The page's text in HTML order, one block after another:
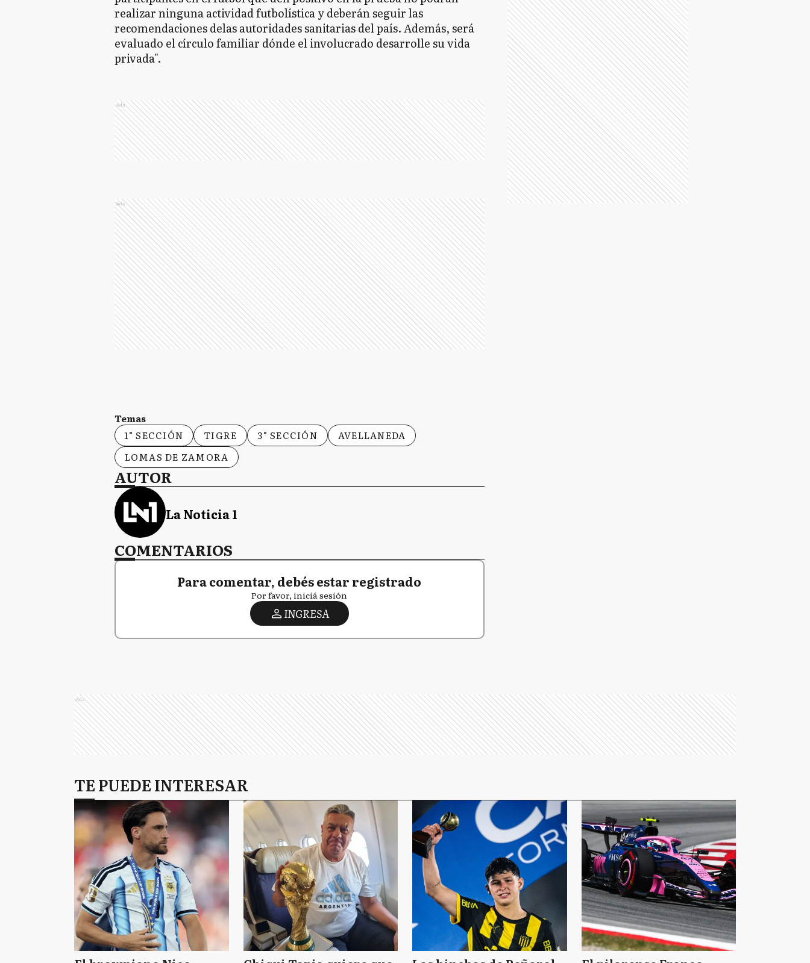
realizar ninguna actividad futbolística y deberán seguir las
recomendaciones delas autoridades sanitarias del país. Además, será
evaluado el círculo familiar dónde el involucrado desarrolle su vida
privada".
Ads
Ads
Temas
1° SECCIÓN
TIGRE 3° SECCIÓN
AVELLANEDA
LOMAS DE ZAMORA
AUTOR
La Noticia 1
COMENTARIOS
Para comentar, debés estar registrado
Por favor, iniciá sesión
INGRESA
Ads
TE PUEDE INTERESAR